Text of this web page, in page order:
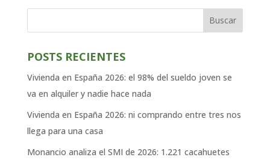
Buscar
POSTS RECIENTES
Vivienda en España 2026: el 98% del sueldo joven se
va en alquiler y nadie hace nada
Vivienda en España 2026: ni comprando entre tres nos
llega para una casa
Monancio analiza el SMI de 2026: 1.221 cacahuetes